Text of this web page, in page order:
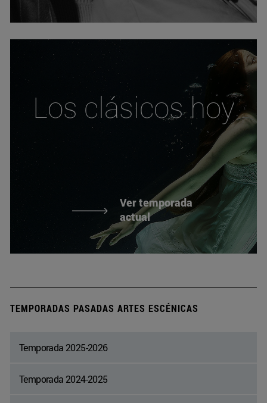
Los clásicos hoy
Ver temporada
actual
TEMPORADAS PASADAS ARTES ESCÉNICAS
Temporada 2025-2026
Temporada 2024-2025